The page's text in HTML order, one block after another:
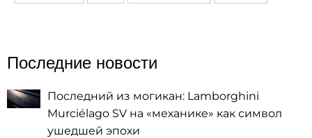
Последние новости
Последний из могикан: Lamborghini
Murciélago SV на «механике» как символ
ушедшей эпохи